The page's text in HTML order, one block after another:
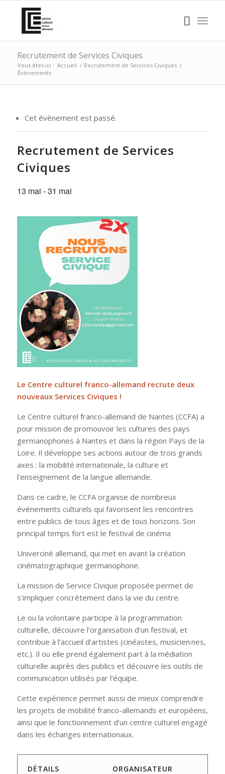
Recrutement de Services Civiques
Vous êtes ici : Accueil / Recrutement de Services Civiques /
Évènements
Cet évènement est passé.
Recrutement de Services
Civiques
13 mai -31 mai
Le Centre culturel franco-allemand recrute deux
nouveaux Services Civiques !
Le Centre culturel franco-allemand de Nantes (CCFA) a
pour mission de promouvoir les cultures des pays
germanophones à Nantes et dans la région Pays de la
Loire. Il développe ses actions autour de trois grands
axes : la mobilité internationale, la culture et
l’enseignement de la langue allemande.
Dans ce cadre, le CCFA organise de nombreux
événements culturels qui favorisent les rencontres
entre publics de tous âges et de tous horizons. Son
principal temps fort est le festival de cinéma
Univerciné allemand, qui met en avant la création
cinématographique germanophone.
La mission de Service Civique proposée permet de
s’impliquer concrètement dans la vie du centre.
Le ou la volontaire participe à la programmation
culturelle, découvre l’organisation d’un festival, et
contribue à l’accueil d’artistes (cinéastes, musicien·nes,
etc.). Il ou elle prend également part à la médiation
culturelle auprès des publics et découvre les outils de
communication utilisés par l’équipe.
Cette expérience permet aussi de mieux comprendre
les projets de mobilité franco-allemands et européens,
ainsi que le fonctionnement d’un centre culturel engagé
dans les échanges internationaux.
DÉTAILS ORGANISATEUR